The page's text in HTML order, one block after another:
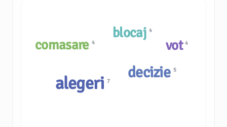
alegeri7
comasare 4
decizie 5
blocaj4
vot4